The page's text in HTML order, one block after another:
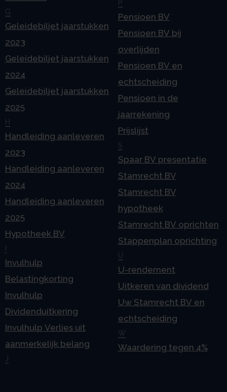
G
Geleidebiljet jaarstukken
2023
Geleidebiljet jaarstukken
2024
Geleidebiljet jaarstukken
2025
H
Handleiding aanleveren
2023
Handleiding aanleveren
2024
Handleiding aanleveren
2025
Hypotheek BV
Invulhulp
Belastingkorting
Invulhulp
Dividenduitkering
Invulhulp Verlies uit
aanmerkelijk belang
P
Pensioen BV
Pensioen BV bij
overlijden
Pensioen BV en
echtscheiding
Pensioen in de
jaarrekening
Prijslijst
S
Spaar BV presentatie
Stamrecht BV
Stamrecht BV
hypotheek
Stamrecht BV oprichten
Stappenplan oprichting
U
U-rendement
Uitkeren van dividend
Uw Stamrecht BV en
echtscheiding
W
Waardering tegen 4%